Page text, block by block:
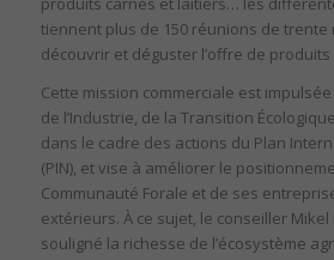
tiennent plus de 150 réunions de trente
découvrir et déguster l’offre de
Cette mission commerciale est
de l’Industrie, de la Transition
dans le cadre des actions du Plan
(PIN), et vise à améliorer le
Communauté Forale et de ses
extérieurs. À ce sujet, le conseiller Mikel
souligné la richesse de l’écosystème